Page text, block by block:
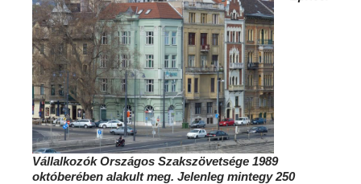
Vállalkozók Országos Szakszövetsége 1989
októberében alakult meg. Jelenleg mintegy 250